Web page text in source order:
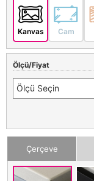
Kanvas Cam
Ölçü/Fiyat
Ölçü Seçin
Çerçeve